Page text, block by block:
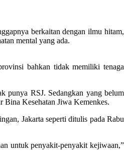
berkaitan dengan ilmu hitam,
mental yang ada.
bahkan tidak memiliki tenaga
punya RSJ. Sedangkan yang belum
Kesehatan Jiwa Kemenkes.
Jakarta seperti ditulis pada Rabu
untuk penyakit-penyakit kejiwaan,”